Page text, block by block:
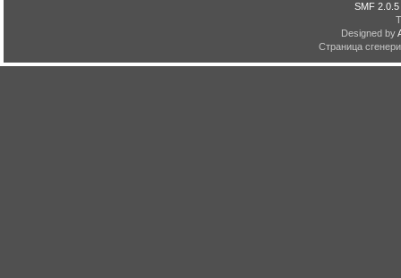
SMF 2.0.5
Designed by
Страница